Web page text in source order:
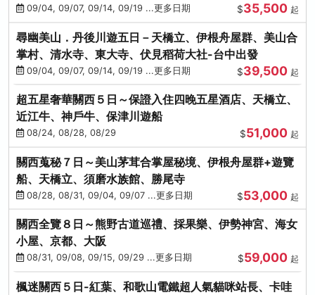
09/04, 09/07, 09/14, 09/19 ...更多日期 $35,500 起
尋幽美山．丹後川遊五日－天橋立、伊根舟屋群、美山合
掌村、清水寺、東大寺、伏見稻荷大社-台中出發
09/04, 09/07, 09/14, 09/19 ...更多日期 $39,500 起
超五星奢華關西５日～保證入住四晚五星酒店、天橋立、
近江牛、神戶牛、保津川遊船
08/24, 08/28, 08/29 $51,000 起
關西蒐秘７日～美山茅茸合掌屋秘境、伊根舟屋群+遊覽
船、天橋立、須磨水族館、勝尾寺
08/28, 08/31, 09/04, 09/07 ...更多日期 $53,000 起
關西全覽８日～熊野古道巡禮、採果樂、伊勢神宮、海女
小屋、京都、大阪
08/31, 09/08, 09/15, 09/29 ...更多日期 $59,000 起
楓迷關西５日-紅葉、和歌山電鐵超人氣貓咪站長、卡哇